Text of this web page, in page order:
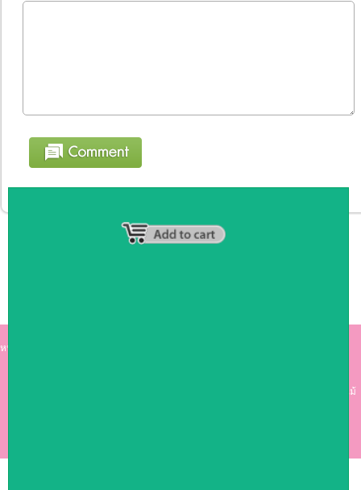
หน้าหลัก
คาร์เตอร์ เฟอร์นิเจอร์ ซุ้มไม้